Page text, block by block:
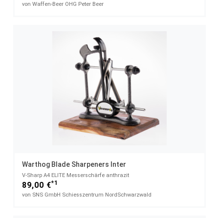
von Waffen-Beer OHG Peter Beer
Warthog Blade Sharpeners Inter
V-Sharp A4 ELITE Messerschärfe anthrazit
89,00 €*1
von SNS GmbH Schiesszentrum NordSchwarzwald